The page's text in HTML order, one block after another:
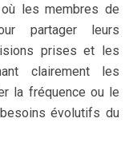
où les membres de
partager leurs
prises et les
clairement les
la fréquence ou le
évolutifs du